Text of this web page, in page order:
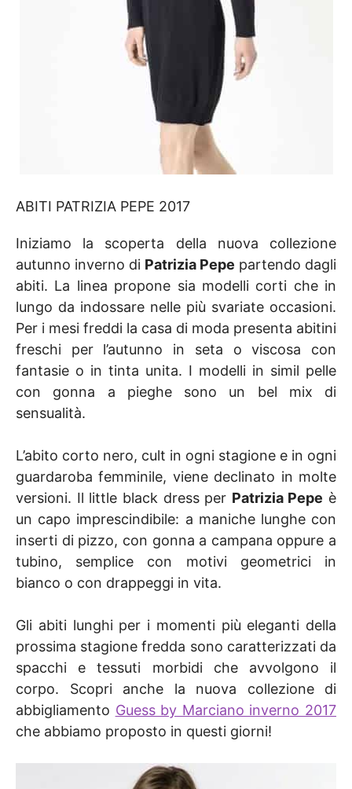
ABITI PATRIZIA PEPE 2017
Iniziamo la scoperta della nuova collezione
autunno inverno di Patrizia Pepe partendo dagli
abiti. La linea propone sia modelli corti che in
lungo da indossare nelle più svariate occasioni.
Per i mesi freddi la casa di moda presenta abitini
freschi per l’autunno in seta o viscosa con
fantasie o in tinta unita. I modelli in simil pelle
con gonna a pieghe sono un bel mix di
sensualità.
L’abito corto nero, cult in ogni stagione e in ogni
guardaroba femminile, viene declinato in molte
versioni. Il little black dress per Patrizia Pepe è
un capo imprescindibile: a maniche lunghe con
inserti di pizzo, con gonna a campana oppure a
tubino, semplice con motivi geometrici in
bianco o con drappeggi in vita.
Gli abiti lunghi per i momenti più eleganti della
prossima stagione fredda sono caratterizzati da
spacchi e tessuti morbidi che avvolgono il
corpo. Scopri anche la nuova collezione di
abbigliamento Guess by Marciano inverno 2017
che abbiamo proposto in questi giorni!